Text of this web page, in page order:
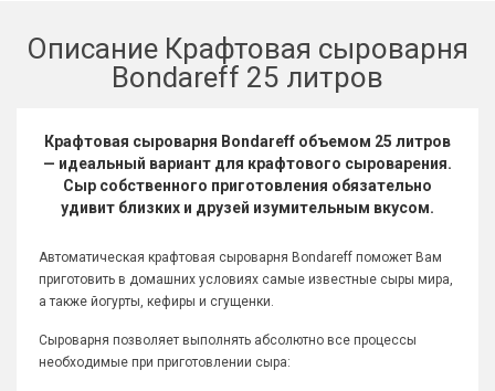
Описание Крафтовая сыроварня
Bondareff 25 литров
Крафтовая сыроварня Bondareff объемом 25 литров
— идеальный вариант для крафтового сыроварения.
Сыр собственного приготовления обязательно
удивит близких и друзей изумительным вкусом.
Автоматическая крафтовая сыроварня Bondareff поможет Вам
приготовить в домашних условиях самые известные сыры мира,
а также йогурты, кефиры и сгущенки.
Сыроварня позволяет выполнять абсолютно все процессы
необходимые при приготовлении сыра: